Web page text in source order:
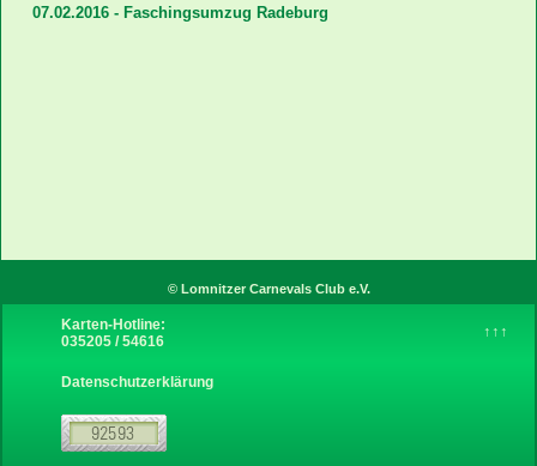
News
Sponsoren
07.02.2016 - Faschingsumzug Radeburg
© Lomnitzer Carnevals Club e.V.
↑↑↑
Karten-Hotline:
035205 / 54616
Datenschutzerklärung